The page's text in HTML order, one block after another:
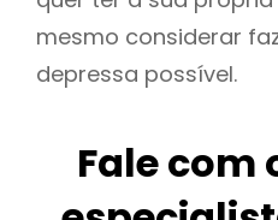
mesmo considerar
depressa possível.
Fale com